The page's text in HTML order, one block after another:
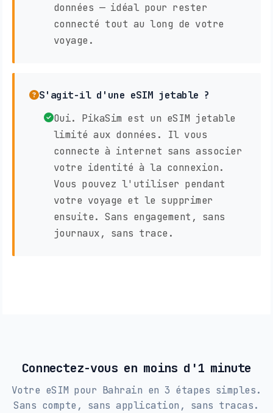
données — idéal pour rester
connecté tout au long de votre
voyage.
S'agit-il d'une eSIM jetable ?
Oui. PikaSim est un eSIM jetable
limité aux données. Il vous
connecte à internet sans associer
votre identité à la connexion.
Vous pouvez l'utiliser pendant
votre voyage et le supprimer
ensuite. Sans engagement, sans
journaux, sans trace.
Connectez-vous en moins d'1 minute
Votre eSIM pour Bahrain en 3 étapes simples.
Sans compte, sans application, sans tracas.